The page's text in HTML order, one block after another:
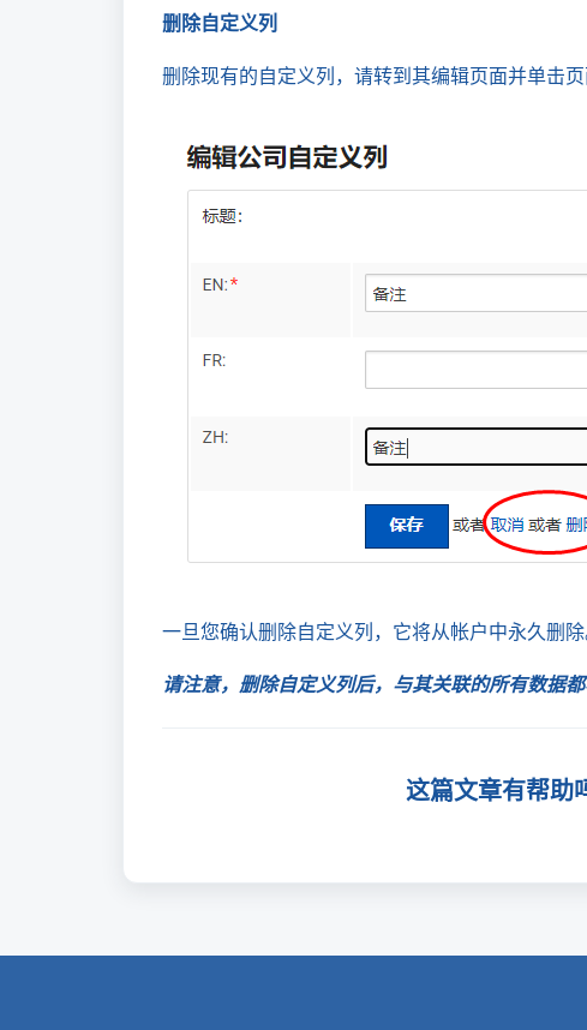
删除自定义列
删除现有的自定义列，请转到其编辑页面并单击页
一旦您确认删除自定义列，它将从帐户中永久删除
请注意，删除自定义列后，与其关联的所有数据
这篇文章有帮助